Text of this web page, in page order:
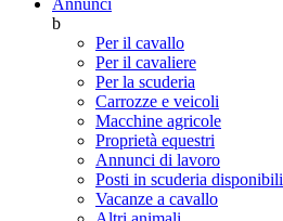
Annunci
b
Per il cavallo
Per il cavaliere
Per la scuderia
Carrozze e veicoli
Macchine agricole
Proprietà equestri
Annunci di lavoro
Posti in scuderia disponibili
Vacanze a cavallo